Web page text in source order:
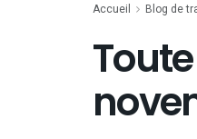
Accueil Blog de